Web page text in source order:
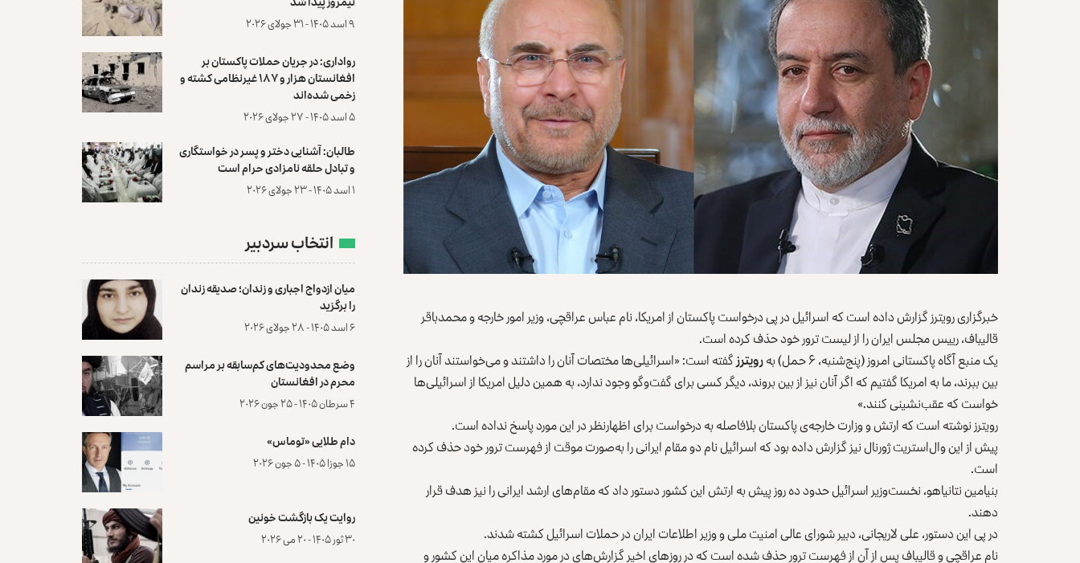
خبرگزاری رویترز گزارش داده است که اسرائیل در پی درخواست پاکستان از امریکا، نام عباس عراقچی، وزیر امور خارجه و محمدباقر
قالیباف، رییس مجلس ایران را از لیست ترور خود حذف کرده است.
یک منبع آگاه پاکستانی امروز (پنج‌شنبه، ۶ حمل) به
رویترزگفته است: «اسرائیلی‌ها مختصات آنان را داشتند و می‌خواستند آنان را از
بین ببرند، ما به امریکا گفتیم که اگر آنان نیز از بین بروند، دیگر کسی برای گفت‌وگو وجود ندارد، به‌ همین دلیل امریکا از اسرائیلی‌ها
خواست که عقب‌نشینی کنند.»
رویترز نوشته است که ارتش و وزارت خارجه‌ی پاکستان بلافاصله به درخواست برای اظهارنظر در این مورد پاسخ نداده است.
پیش از این وال‌استریت ژورنال نیز گزارش داده بود که اسرائیل نام دو مقام ایرانی را به‌صورت موقت از فهرست ترور خود حذف کرده
است.
بنیامین نتانیاهو، نخست‌وزیر اسرائیل حدود ده روز پیش به ارتش این کشور دستور داد که مقام‌های ارشد ایرانی را نیز هدف قرار
دهند.
در پی این دستور، علی لاریجانی، دبیر شورای عالی امنیت ملی و وزیر اطلاعات ایران در حملات اسرائیل کشته شدند.
نام عراقچی و قالیباف پس از آن از فهرست ترور حذف شده است که در روزهای اخیر گزارش‌های در مورد مذاکره میان این کشور و
۹ اسد ۱۴۰۵ - ۳۱ جولای ۲۰۲۶
رواداری: در جریان حملات پاکستان بر
افغانستان هزار و ۱۸۷ غیرنظامی کشته و
زخمی شده‌اند
۵ اسد ۱۴۰۵ - ۲۷ جولای ۲۰۲۶
طالبان: آشنایی دختر و پسر در خواستگاری
و تبادل حلقه نامزادی حرام است
۱ اسد ۱۴۰۵ - ۲۳ جولای ۲۰۲۶
انتخاب سردبیر
میان ازدواج اجباری و زندان؛ صدیقه زندان
را برگزید
۶ اسد ۱۴۰۵ - ۲۸ جولای ۲۰۲۶
وضع محدودیت‌های کم‌سابقه بر مراسم
محرم در افغانستان
۴ سرطان ۱۴۰۵ - ۲۵ جون ۲۰۲۶
دام طلایی «توماس»
۱۵ جوزا ۱۴۰۵ - ۵ جون ۲۰۲۶
روایت یک بازگشت خونین
۳۰ ثور ۱۴۰۵ - ۲۰ می ۲۰۲۶